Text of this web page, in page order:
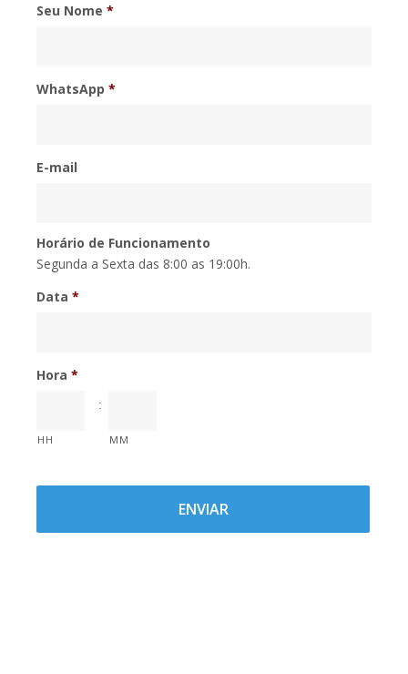
Seu Nome *
WhatsApp *
E-mail
Horário de Funcionamento
Segunda a Sexta das 8:00 as 19:00h.
Data *
Hora *
:
HH MM